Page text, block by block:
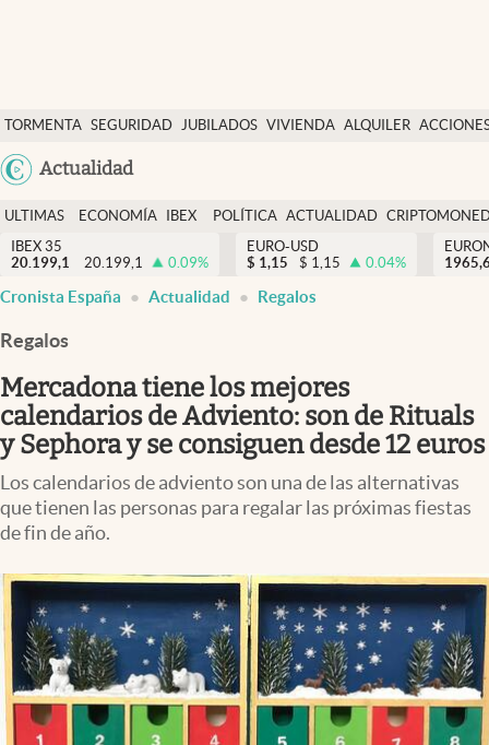
TORMENTA SEGURIDAD JUBILADOS VIVIENDA ALQUILER
USA
Actualidad
Economía y finanzas
Política
Actualidad
Criptomonedas
España
ULTIMAS
NOTICIAS
ECONOMÍA
FINANZAS
IBEX
EURO
POLÍTICA ACTUALIDAD
IBEX 35
20.199,1
20.199,1 0.09%
EURO-USD
$ 1,15 $ 1,15 0.04%
Cronista España Actualidad Regalos
Regalos
Mercadona tiene los mejores
calendarios de Adviento: son de Rituals
y Sephora y se consiguen desde 12 euros
Los calendarios de adviento son una de las alternativas
que tienen las personas para regalar las próximas fiestas
de fin de año.